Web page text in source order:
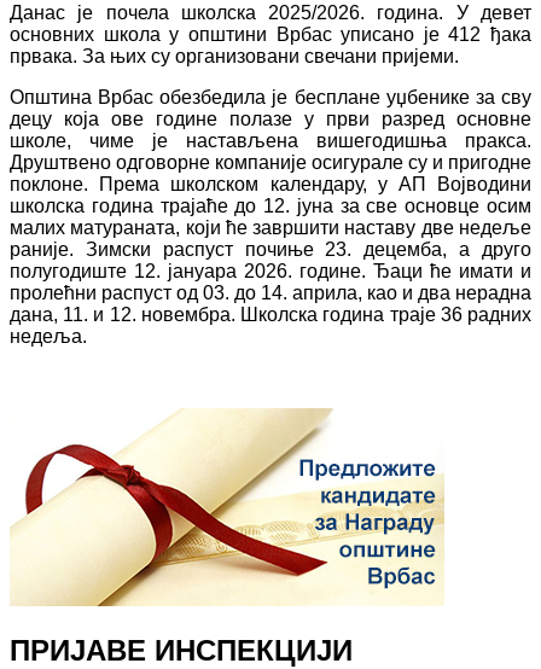
Данас је почела школска 2025/2026. година. У девет
основних школа у општини Врбас уписано је 412 ђака
првака. За њих су организовани свечани пријеми.
Општина Врбас обезбедила је бесплане уџбенике за сву
децу која ове године полазе у први разред основне
школе, чиме је настављена вишегодишња пракса.
Друштвено одговорне компаније осигурале су и пригодне
поклоне. Према школском календару, у АП Војводини
школска година трајаће до 12. јуна за све основце осим
малих матураната, који ће завршити наставу две недеље
раније. Зимски распуст почиње 23. децемба, а друго
полугодиште 12. јануара 2026. године. Ђаци ће имати и
пролећни распуст од 03. до 14. априла, као и два нерадна
дана, 11. и 12. новембра. Школска година траје 36 радних
недеља.
ПРИЈАВЕ ИНСПЕКЦИЈИ